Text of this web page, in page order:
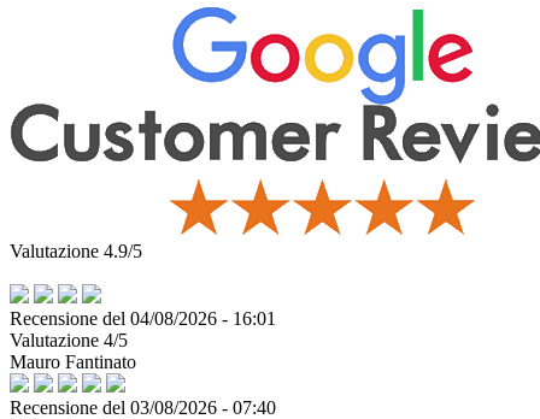
Valutazione 4.9/5
Recensione del 04/08/2026 - 16:01
Valutazione 4/5
Mauro Fantinato
Recensione del 03/08/2026 - 07:40